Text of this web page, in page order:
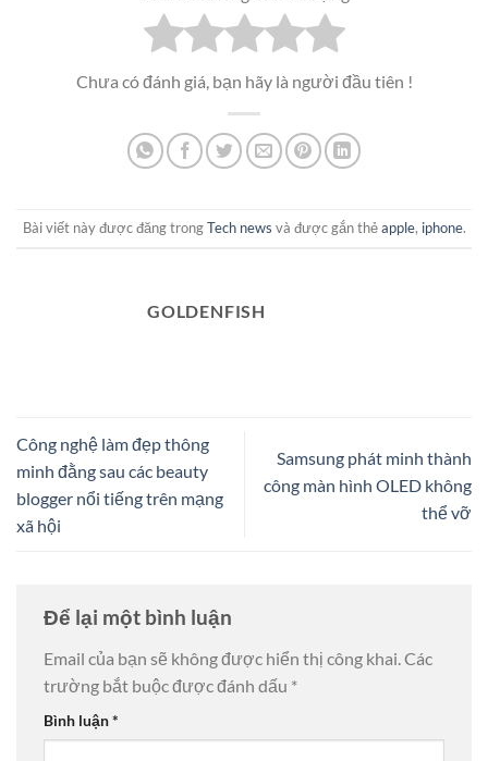
Chưa có đánh giá, bạn hãy là người đầu tiên !
Bài viết này được đăng trongTech news và được gắn thẻapple, iphone.
GOLDENFISH
Công nghệ làm đẹp thông
minh đằng sau các beauty
blogger nổi tiếng trên mạng
xã hội
Samsung phát minh thành
công màn hình OLED không
thể vỡ
Để lại một bình luận
Email của bạn sẽ không được hiển thị công khai.Các
trường bắt buộc được đánh dấu *
Bình luận*